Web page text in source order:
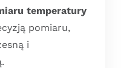
temperatury
pomiaru,
i